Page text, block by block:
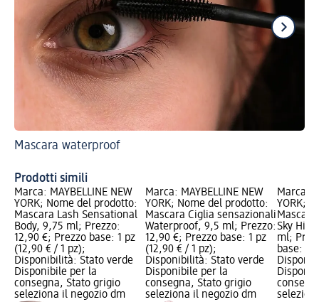
Mascara waterproof
Prodotti simili
Marca: MAYBELLINE NEW
YORK; Nome del prodotto:
Mascara Lash Sensational
Body, 9,75 ml; Prezzo:
12,90 €; Prezzo base: 1 pz
(12,90 € / 1 pz);
Disponibilità: Stato verde
Disponibile per la
consegna, Stato grigio
seleziona il negozio dm
Marca: MAYBELLINE NEW
YORK; Nome del prodotto:
Mascara Ciglia sensazionali
Waterproof, 9,5 ml; Prezzo:
12,90 €; Prezzo base: 1 pz
(12,90 € / 1 pz);
Disponibilità: Stato verde
Disponibile per la
consegna, Stato grigio
seleziona il negozio dm
Marca:
YORK;
Sky
ml;
base: 1